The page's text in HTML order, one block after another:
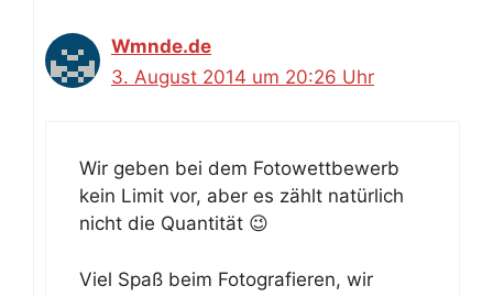
Wmnde.de
3. August 2014 um 20:26 Uhr
Wir geben bei dem Fotowettbewerb
kein Limit vor, aber es zählt natürlich
nicht die Quantität 😉
Viel Spaß beim Fotografieren, wir